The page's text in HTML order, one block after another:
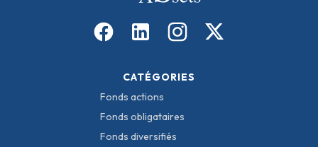
CATÉGORIES
Fonds actions
Fonds obligataires
Fonds diversifiés